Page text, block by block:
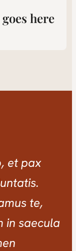
goes here
et pax
te,
in saecula